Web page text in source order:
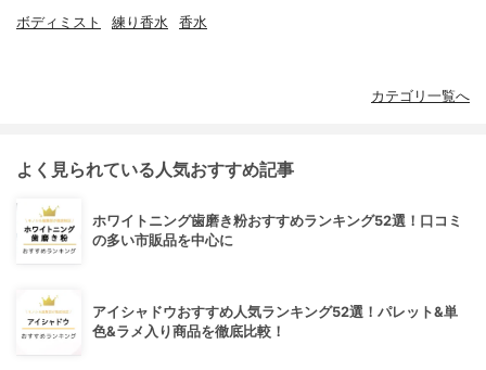
ボディミスト 練り香水 香水
カテゴリ一覧へ
よく見られている人気おすすめ記事
ホワイトニング歯磨き粉おすすめランキング52選！口コミ
の多い市販品を中心に
アイシャドウおすすめ人気ランキング52選！パレット&単
色&ラメ入り商品を徹底比較！